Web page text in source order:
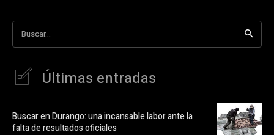
Buscar...
Últimas entradas
Buscar en Durango: una incansable labor ante la
falta de resultados oficiales